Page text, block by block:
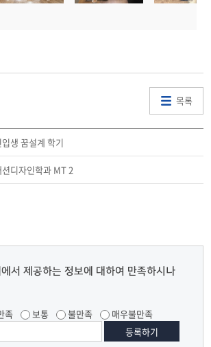
목록
생 꿈설계 학기
디자인학과 MT 2
서 제공하는 정보에 대하여 만족하시나
족 보통 불만족 매우불만족